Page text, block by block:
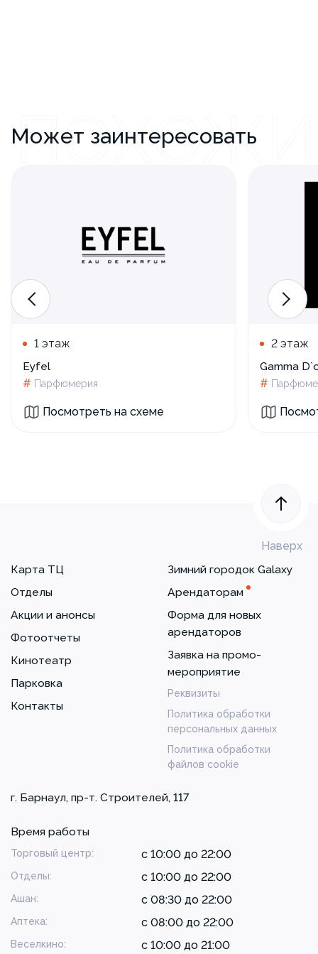
Может заинтересовать
1 этаж
Eyfel
# Парфюмерия
Посмотреть на схеме
2 этаж
Gamma
#
Наверх
Карта ТЦ
Отделы
Акции и анонсы
Фотоотчеты
Кинотеатр
Парковка
Контакты
Зимний городок Galaxy
Арендаторам
Форма для новых
арендаторов
Заявка на промо-
мероприятие
Реквизиты
Политика обработки
персональных данных
Политика обработки
файлов cookie
г. Барнаул, пр-т. Строителей, 117
Время работы
Торговый центр: с 10:00 до 22:00
Отделы: с 10:00 до 22:00
Ашан: с 08:30 до 22:00
Аптека: с 08:00 до 22:00
Веселкино: с 10:00 до 21:00